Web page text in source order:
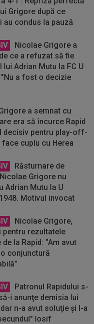
Grigore după ce
au condus la pauză
Nicolae Grigore a
ce a refuzat să fie
lui Adrian Mutu la FC U
a fost o decizie
a semnat cu
era să încurce Rapid
decisiv pentru play-off-
face cuplu cu Herea
Răsturnare de
Grigore nu
Adrian Mutu la U
Motivul invocat
Nicolae Grigore,
pentru rezultatele
la Rapid: ”Am avut
conjunctură
Patronul Rapidului s-
i anunţe demisia lui
n-a avut soluţie şi l-a
Iosif